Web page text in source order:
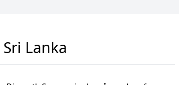
Lanka